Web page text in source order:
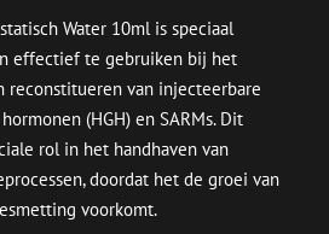
Water 10ml is speciaal
effectief te gebruiken bij het
reconstitueren van injecteerbare
(HGH) en SARMs. Dit
rol in het handhaven van
doordat het de groei van
voorkomt.